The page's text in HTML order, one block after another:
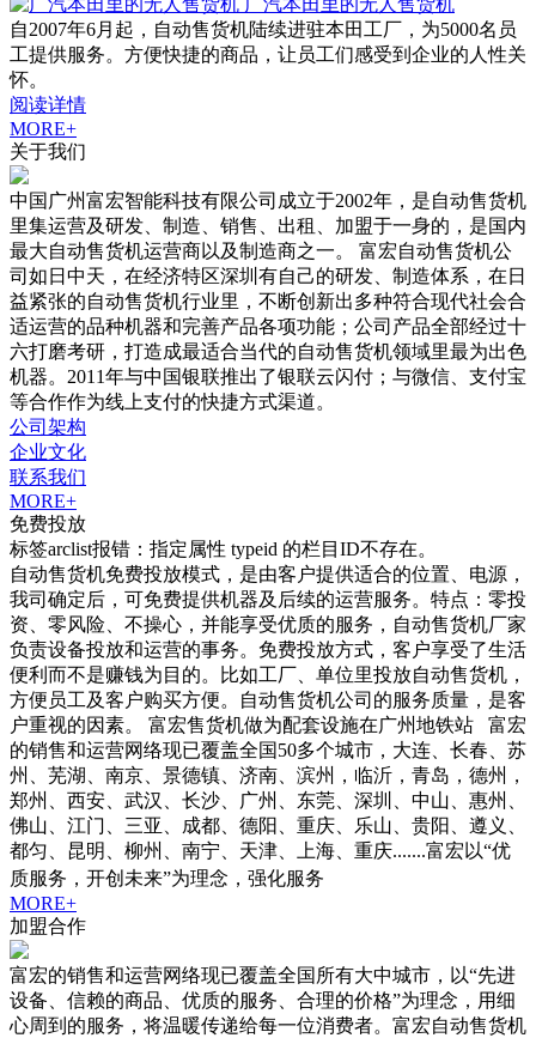
广汽本田里的无人售货机
自2007年6月起，自动售货机陆续进驻本田工厂，为5000名员
工提供服务。方便快捷的商品，让员工们感受到企业的人性关
怀。
阅读详情
MORE+
关于我们
中国广州富宏智能科技有限公司成立于2002年，是自动售货机
里集运营及研发、制造、销售、出租、加盟于一身的，是国内
最大自动售货机运营商以及制造商之一。 富宏自动售货机公
司如日中天，在经济特区深圳有自己的研发、制造体系，在日
益紧张的自动售货机行业里，不断创新出多种符合现代社会合
适运营的品种机器和完善产品各项功能；公司产品全部经过十
六打磨考研，打造成最适合当代的自动售货机领域里最为出色
机器。2011年与中国银联推出了银联云闪付；与微信、支付宝
等合作作为线上支付的快捷方式渠道。
公司架构
企业文化
联系我们
MORE+
免费投放
标签arclist报错：指定属性 typeid 的栏目ID不存在。
自动售货机免费投放模式，是由客户提供适合的位置、电源，
我司确定后，可免费提供机器及后续的运营服务。特点：零投
资、零风险、不操心，并能享受优质的服务，自动售货机厂家
负责设备投放和运营的事务。免费投放方式，客户享受了生活
便利而不是赚钱为目的。比如工厂、单位里投放自动售货机，
方便员工及客户购买方便。自动售货机公司的服务质量，是客
户重视的因素。 富宏售货机做为配套设施在广州地铁站 富宏
的销售和运营网络现已覆盖全国50多个城市，大连、长春、苏
州、芜湖、南京、景德镇、济南、滨州，临沂，青岛，德州，
郑州、西安、武汉、长沙、广州、东莞、深圳、中山、惠州、
佛山、江门、三亚、成都、德阳、重庆、乐山、贵阳、遵义、
都匀、昆明、柳州、南宁、天津、上海、重庆.......富宏以“优
质服务，开创未来”为理念，强化服务
MORE+
加盟合作
富宏的销售和运营网络现已覆盖全国所有大中城市，以“先进
设备、信赖的商品、优质的服务、合理的价格”为理念，用细
心周到的服务，将温暖传递给每一位消费者。富宏自动售货机